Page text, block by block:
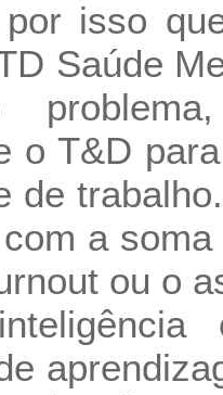
isso
Saúde
o T&D
de
a
ou o